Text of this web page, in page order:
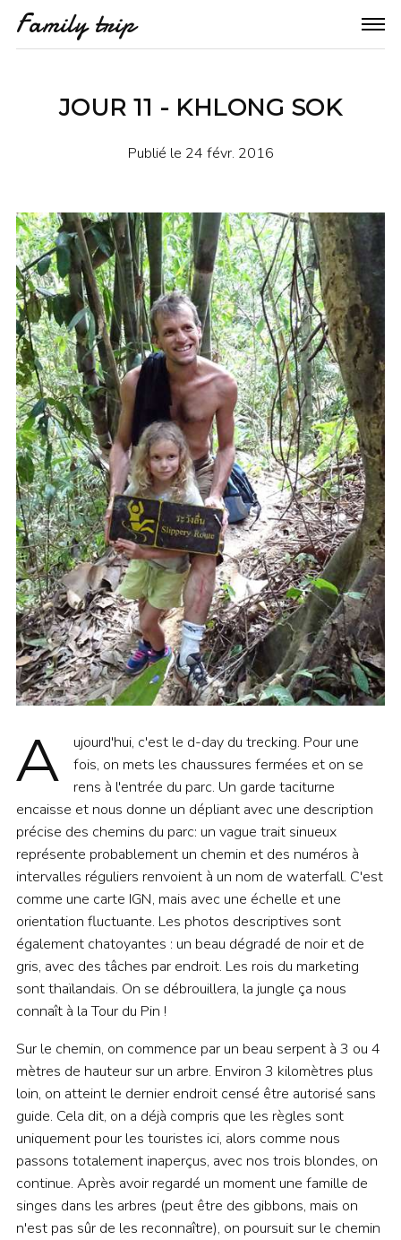
Family trip
JOUR 11 - KHLONG SOK
Publié le 24 févr. 2016
A
ujourd'hui, c'est le d-day du trecking. Pour une
fois, on mets les chaussures fermées et on se
rens à l'entrée du parc. Un garde taciturne
encaisse et nous donne un dépliant avec une description
précise des chemins du parc: un vague trait sinueux
représente probablement un chemin et des numéros à
intervalles réguliers renvoient à un nom de waterfall. C'est
comme une carte IGN, mais avec une échelle et une
orientation fluctuante. Les photos descriptives sont
également chatoyantes : un beau dégradé de noir et de
gris, avec des tâches par endroit. Les rois du marketing
sont thaïlandais. On se débrouillera, la jungle ça nous
connaît à la Tour du Pin !
Sur le chemin, on commence par un beau serpent à 3 ou 4
mètres de hauteur sur un arbre. Environ 3 kilomètres plus
loin, on atteint le dernier endroit censé être autorisé sans
guide. Cela dit, on a déjà compris que les règles sont
uniquement pour les touristes ici, alors comme nous
passons totalement inaperçus, avec nos trois blondes, on
continue. Après avoir regardé un moment une famille de
singes dans les arbres (peut être des gibbons, mais on
n'est pas sûr de les reconnaître), on poursuit sur le chemin